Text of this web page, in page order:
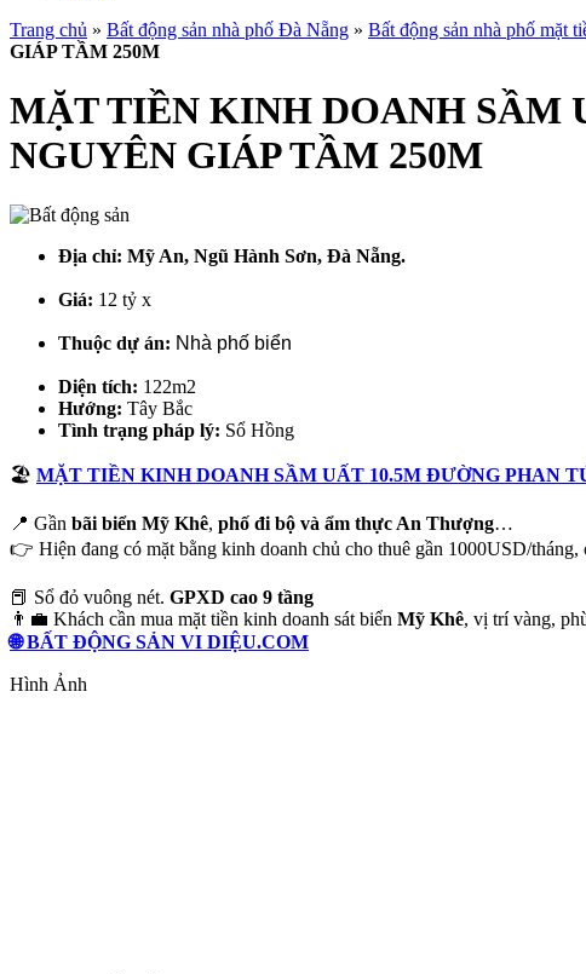
Trang chủ » Bất động sản nhà phố Đà Nẵng » Bất động sản nhà phố mặt
GIÁP TẦM 250M
MẶT TIỀN KINH DOANH SẦM
NGUYÊN GIÁP TẦM 250M
Địa chỉ: Mỹ An, Ngũ Hành Sơn, Đà Nẵng.
Giá: 12 tỷ x
Thuộc dự án: Nhà phố biển
Diện tích: 122m2
Hướng: Tây Bắc
Tình trạng pháp lý: Sổ Hồng
🏖 MẶT TIỀN KINH DOANH SẦM UẤT 10.5M ĐƯỜNG PHAN
📍 Gần bãi biển Mỹ Khê, phố đi bộ và ẩm thực An Thượng…
👉 Hiện đang có mặt bằng kinh doanh chủ cho thuê gần 1000USD/tháng,
📕 Sổ đỏ vuông nét. GPXD cao 9 tầng
👨‍💼 Khách cần mua mặt tiền kinh doanh sát biển Mỹ Khê, vị trí vàng,
🌐 BẤT ĐỘNG SẢN VI DIỆU.COM
Hình Ảnh